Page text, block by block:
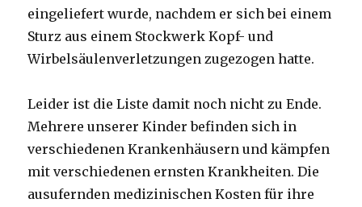
eingeliefert wurde, nachdem er sich bei einem
Sturz aus einem Stockwerk Kopf- und
Wirbelsäulenverletzungen zugezogen hatte.
Leider ist die Liste damit noch nicht zu Ende.
Mehrere unserer Kinder befinden sich in
verschiedenen Krankenhäusern und kämpfen
mit verschiedenen ernsten Krankheiten. Die
ausufernden medizinischen Kosten für ihre